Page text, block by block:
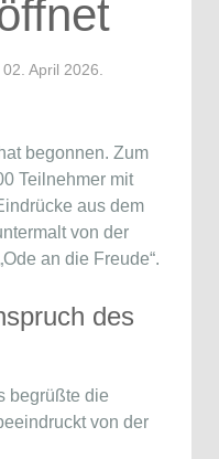
02. April 2026
hat begonnen. Zum
Teilnehmer mit
aus dem
von der
an die Freude“.
des
begrüßte die
von der